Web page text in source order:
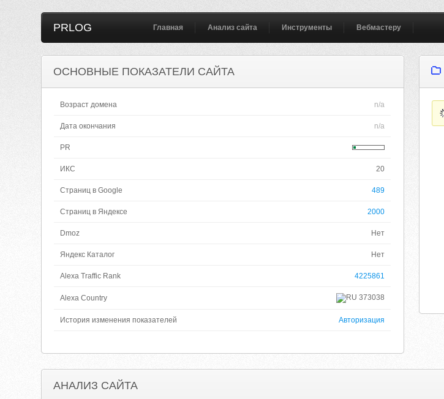
PRLOG Главная Анализ сайта Инструменты Вебмастеру
ОСНОВНЫЕ ПОКАЗАТЕЛИ САЙТА
Возраст домена n/a
Дата окончания n/a
PR
ИКС 20
Страниц в Google 489
Страниц в Яндексе 2000
Dmoz Нет
Яндекс Каталог Нет
Alexa Traffic Rank 4225861
Alexa Country 373038
История изменения показателей Авторизация
АНАЛИЗ САЙТА